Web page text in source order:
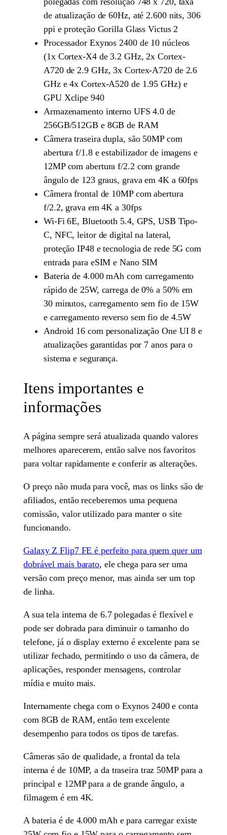
de atualização de 60Hz, até 2.600 nits, 306
ppi e proteção Gorilla Glass Victus 2
Processador Exynos 2400 de 10 núcleos
(1x Cortex-X4 de 3.2 GHz, 2x Cortex-
A720 de 2.9 GHz, 3x Cortex-A720 de 2.6
GHz e 4x Cortex-A520 de 1.95 GHz) e
GPU Xclipe 940
Armazenamento interno UFS 4.0 de
256GB/512GB e 8GB de RAM
Câmera traseira dupla, são 50MP com
abertura f/1.8 e estabilizador de imagens e
12MP com abertura f/2.2 com grande
ângulo de 123 graus, grava em 4K a 60fps
Câmera frontal de 10MP com abertura
f/2.2, grava em 4K a 30fps
Wi-Fi 6E, Bluetooth 5.4, GPS, USB Tipo-
C, NFC, leitor de digital na lateral,
proteção IP48 e tecnologia de rede 5G com
entrada para eSIM e Nano SIM
Bateria de 4.000 mAh com carregamento
rápido de 25W, carrega de 0% a 50% em
30 minutos, carregamento sem fio de 15W
e carregamento reverso sem fio de 4.5W
Android 16 com personalização One UI 8 e
atualizações garantidas por 7 anos para o
sistema e segurança.
Itens importantes e
informações
A página sempre será atualizada quando valores
melhores aparecerem, então salve nos favoritos
para voltar rapidamente e conferir as alterações.
O preço não muda para você, mas os links são de
afiliados, então receberemos uma pequena
comissão, valor utilizado para manter o site
funcionando.
Galaxy Z Flip7 FE é perfeito para quem quer um
dobrável mais barato, ele chega para ser uma
versão com preço menor, mas ainda ser um top
de linha.
A sua tela interna de 6.7 polegadas é flexível e
pode ser dobrada para diminuir o tamanho do
telefone, já o display externo é excelente para se
utilizar fechado, permitindo o uso da câmera, de
aplicações, responder mensagens, controlar
mídia e muito mais.
Internamente chega com o Exynos 2400 e conta
com 8GB de RAM, então tem excelente
desempenho para todos os tipos de tarefas.
Câmeras são de qualidade, a frontal da tela
interna é de 10MP, a da traseira traz 50MP para a
principal e 12MP para a de grande ângulo, a
filmagem é em 4K.
A bateria é de 4.000 mAh e para carregar existe